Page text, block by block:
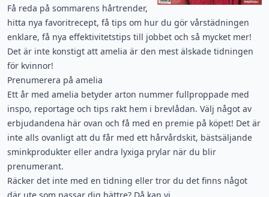
Få reda på sommarens hårtrender,
hitta nya favoritrecept, få tips om hur du gör vårstädningen
enklare, få nya effektivitetstips till jobbet och så mycket mer!
Det är inte konstigt att amelia är den mest älskade tidningen
för kvinnor!
Prenumerera på amelia
Ett år med amelia betyder arton nummer fullproppade med
inspo, reportage och tips rakt hem i brevlådan. Välj något av
erbjudandena här ovan och få med en premie på köpet! Det är
inte alls ovanligt att du får med ett hårvårdskit, bästsäljande
sminkprodukter eller andra lyxiga prylar när du blir
prenumerant.
Räcker det inte med en tidning eller tror du det finns något